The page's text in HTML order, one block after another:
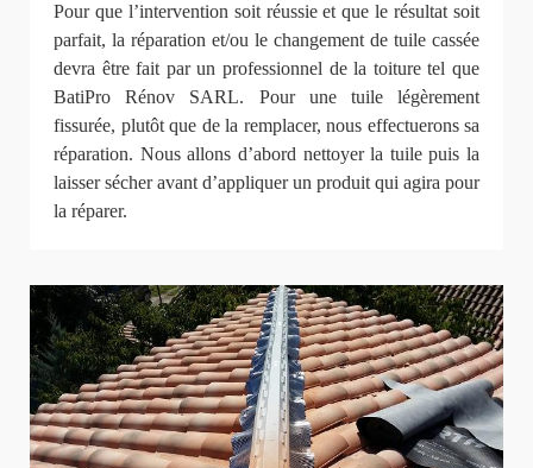
Pour que l’intervention soit réussie et que le résultat soit
parfait, la réparation et/ou le changement de tuile cassée
devra être fait par un professionnel de la toiture tel que
BatiPro Rénov SARL. Pour une tuile légèrement
fissurée, plutôt que de la remplacer, nous effectuerons sa
réparation. Nous allons d’abord nettoyer la tuile puis la
laisser sécher avant d’appliquer un produit qui agira pour
la réparer.